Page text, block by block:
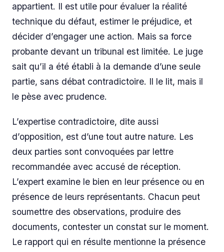
appartient. Il est utile pour évaluer la réalité
technique du défaut, estimer le préjudice, et
décider d’engager une action. Mais sa force
probante devant un tribunal est limitée. Le juge
sait qu’il a été établi à la demande d’une seule
partie, sans débat contradictoire. Il le lit, mais il
le pèse avec prudence.
L’expertise contradictoire, dite aussi
d’opposition, est d’une tout autre nature. Les
deux parties sont convoquées par lettre
recommandée avec accusé de réception.
L’expert examine le bien en leur présence ou en
présence de leurs représentants. Chacun peut
soumettre des observations, produire des
documents, contester un constat sur le moment.
Le rapport qui en résulte mentionne la présence